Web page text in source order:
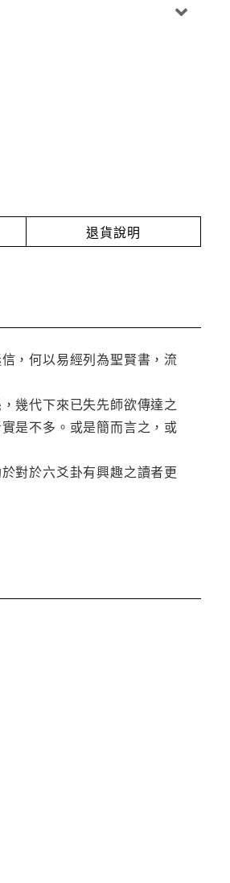
退貨說明
，何以易經列為聖賢書，流
幾代下來已失先師欲傳達之
是不多。或是簡而言之，或
對於六爻卦有興趣之讀者更